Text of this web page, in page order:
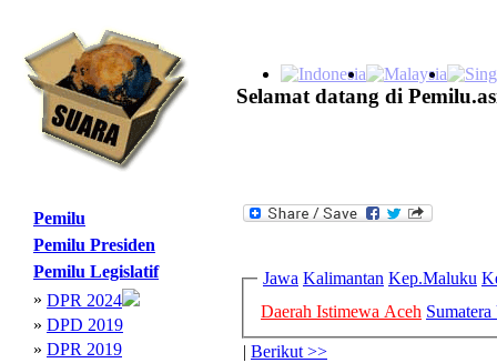
Selamat datang di
Pemilu
Pemilu Presiden
Pemilu Legislatif
» DPR 2024
» DPD 2019
» DPR 2019
Jawa Kalimantan Kep.Maluku
Daerah Istimewa Aceh Sumatera
| Berikut >>